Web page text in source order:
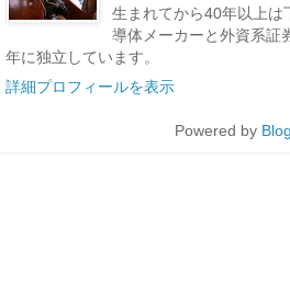
生まれてから40年以上は
導体メーカーと外資系証
年に独立しています。
詳細プロフィールを表示
Powered by